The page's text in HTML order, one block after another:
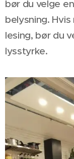
bør du velge
belysning.
lesing, bør du
lysstyrke.